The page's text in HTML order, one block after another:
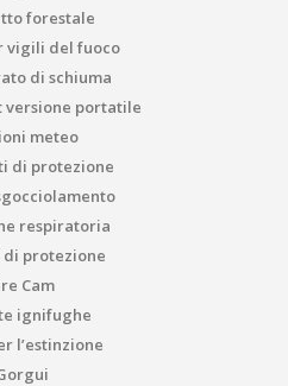
forestale
vigili del fuoco
di schiuma
versione portatile
meteo
di protezione
respiratoria
di protezione
Cam
ignifughe
l’estinzione